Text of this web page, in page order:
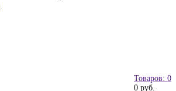
Товаров: 0
0 руб.